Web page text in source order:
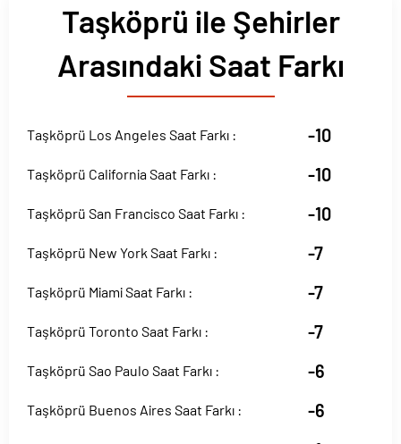
Taşköprü ile Şehirler
Arasındaki Saat Farkı
Taşköprü Los Angeles Saat Farkı : -10
Taşköprü California Saat Farkı : -10
Taşköprü San Francisco Saat Farkı : -10
Taşköprü New York Saat Farkı : -7
Taşköprü Miami Saat Farkı : -7
Taşköprü Toronto Saat Farkı : -7
Taşköprü Sao Paulo Saat Farkı : -6
Taşköprü Buenos Aires Saat Farkı : -6